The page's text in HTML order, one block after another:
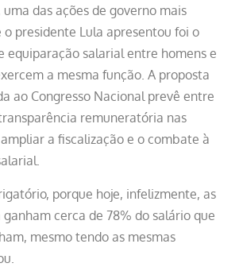
uma das ações de governo mais
presidente Lula apresentou foi o
equiparação salarial entre homens e
a mesma função. A proposta
ao Congresso Nacional prevê entre
remuneratória nas
a fiscalização e o combate à
porque hoje, infelizmente, as
cerca de 78% do salário que
mesmo tendo as mesmas